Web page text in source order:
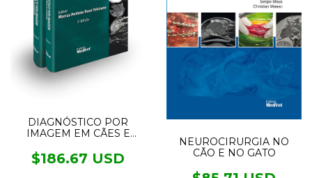
DIAGNÓSTICO POR
IMAGEM EM CÃES E
$186.67 USD
NEUROCIRURGIA NO
CÃO E NO GATO